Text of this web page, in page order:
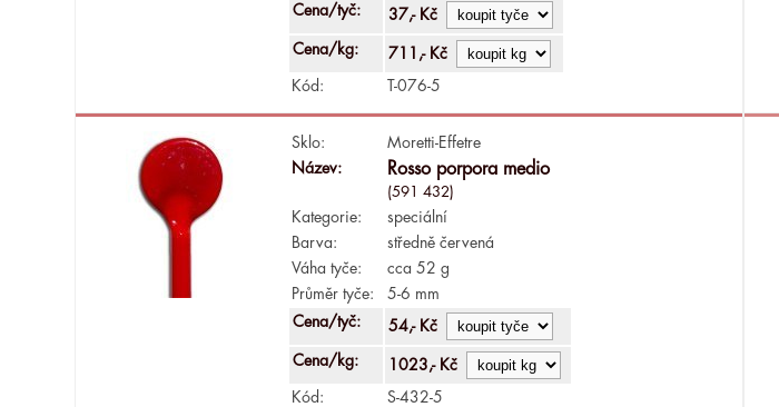
Cena/tyč:
37,- Kč
Cena/kg: 711,- Kč
Kód: T-076-5
Sklo:
Moretti-Effetre
Název:
Rosso porpora medio
(591 432)
Kategorie:
speciální
Barva:
středně červená
Váha tyče:
cca 52 g
Průměr tyče:
5-6 mm
Cena/tyč:
54,- Kč
Cena/kg: 1023,- Kč
Kód: S-432-5